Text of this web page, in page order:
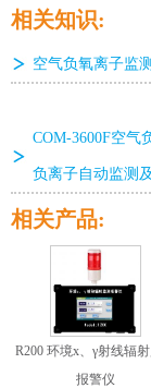
相关知识:
空气负氧离子监
COM-3600F空气
负离子自动监测
相关产品:
R200 环境x、γ射线辐
报警仪